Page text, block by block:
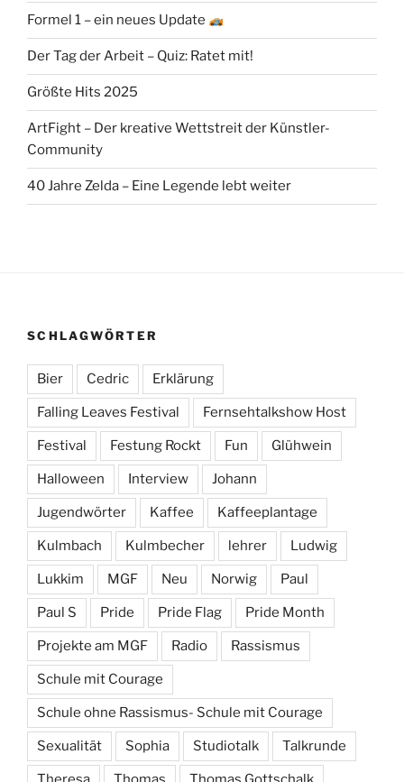
Formel 1 – ein neues Update
Der Tag der Arbeit – Quiz: Ratet mit!
Größte Hits 2025
ArtFight – Der kreative Wettstreit der Künstler-
Community
40 Jahre Zelda – Eine Legende lebt weiter
SCHLAGWÖRTER
Bier Cedric Erklärung
Falling Leaves Festival Fernsehtalkshow Host
Festival Festung Rockt Fun Glühwein
Halloween Interview Johann
Jugendwörter Kaffee Kaffeeplantage
Kulmbach Kulmbecher lehrer Ludwig
Lukkim MGF Neu Norwig Paul
Paul S Pride Pride Flag Pride Month
Projekte am MGF Radio Rassismus
Schule mit Courage
Schule ohne Rassismus- Schule mit Courage
Sexualität Sophia Studiotalk Talkrunde